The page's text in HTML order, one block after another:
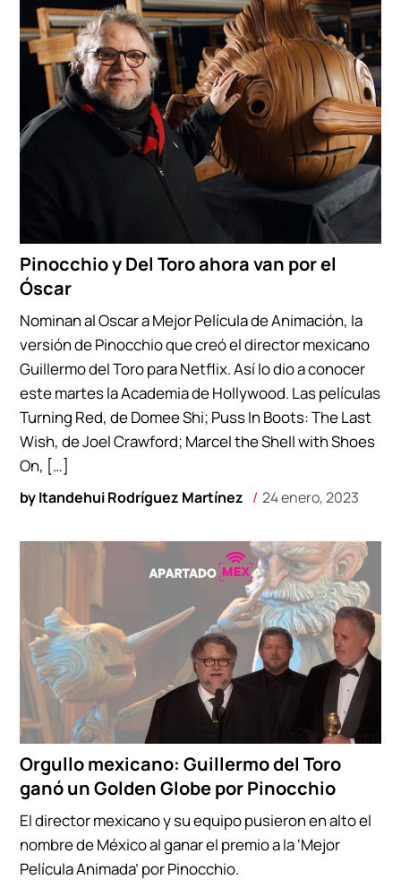
Pinocchio y Del Toro ahora van por el
Óscar
byItandehui Rodríguez Martínez 24 enero, 2023
Nominan al Oscar a Mejor Película de Animación, la
versión de Pinocchio que creó el director mexicano
Guillermo del Toro para Netflix. Así lo dio a conocer
este martes la Academia de Hollywood. Las películas
Turning Red, de Domee Shi; Puss In Boots: The Last
Wish, de Joel Crawford; Marcel the Shell with Shoes
On, […]
Orgullo mexicano: Guillermo del Toro
ganó un Golden Globe por Pinocchio
El director mexicano y su equipo pusieron en alto el
nombre de México al ganar el premio a la ‘Mejor
Película Animada’ por Pinocchio.